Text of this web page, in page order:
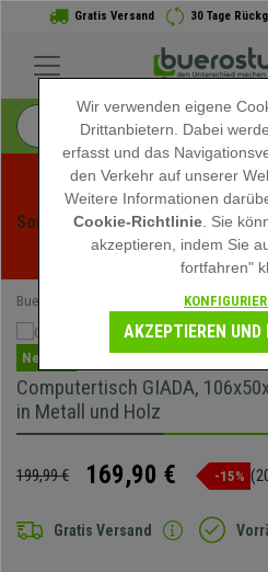
Gratis Versand 30 Tage
Sommerschlussverauf bei
für kurze Zeit -
Buerostuhlpro
Neuheit
Computertisch GIADA,
in Metall und Holz
199,99 € 169,90 € -15%
Gratis Versand
Wir verwenden eigene
Drittanbietern. Dabei
erfasst und das
den Verkehr auf unserer
Weitere Informationen
Cookie-Richtlinie . Sie
akzeptieren, indem Sie
fortfahren"
AKZEPTIEREN UND